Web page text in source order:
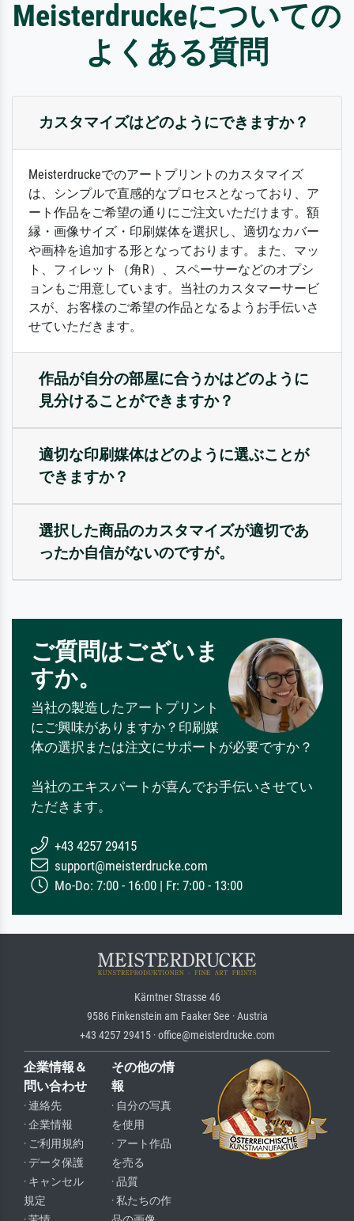
Meisterdruckeについての
よくある質問
カスタマイズはどのようにできますか？
Meisterdruckeでのアートプリントのカスタマイズ
は、シンプルで直感的なプロセスとなっており、ア
ート作品をご希望の通りにご注文いただけます。額
縁・画像サイズ・印刷媒体を選択し、適切なカバー
や画枠を追加する形となっております。また、マッ
ト、フィレット（角R）、スペーサーなどのオプシ
ョンもご用意しています。当社のカスタマーサービ
スが、お客様のご希望の作品となるようお手伝いさ
せていただきます。
作品が自分の部屋に合うかはどのように
見分けることができますか？
適切な印刷媒体はどのように選ぶことが
できますか？
選択した商品のカスタマイズが適切であ
ったか自信がないのですが。
ご質問はございま
すか。
当社の製造したアートプリント
にご興味がありますか？印刷媒
体の選択または注文にサポートが必要ですか？
当社のエキスパートが喜んでお手伝いさせてい
ただきます。
+43 4257 29415
support@meisterdrucke.com
Mo-Do: 7:00 - 16:00 | Fr: 7:00 - 13:00
Kärntner Strasse 46
9586 Finkenstein am Faaker See · Austria
+43 4257 29415 · office@meisterdrucke.com
企業情報＆
問い合わせ
· 連絡先
· 企業情報
· ご利用規約
· データ保護
· キャンセル
規定
その他の情
報
· 自分の写真
を使用
· アート作品
を売る
· 品質
· 私たちの作